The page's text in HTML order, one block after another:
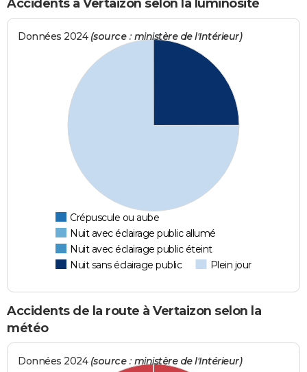
Accidents à Vertaizon selon la luminosité
Données 2024 (source : ministère de l'Intérieur)
Crépuscule ou aube
Nuit avec éclairage public allumé
Nuit avec éclairage public éteint
Nuit sans éclairage public
Plein jour
Accidents de la route à Vertaizon selon la
météo
Données 2024 (source : ministère de l'Intérieur)